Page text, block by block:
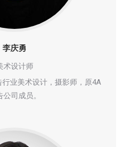
李庆勇
术设计师
业美术设计，摄影师，原4A
公司成员。